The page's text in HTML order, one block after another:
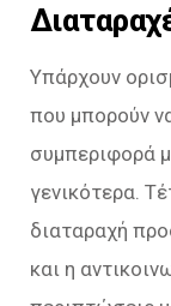
Υπάρχουν
που μπορούν
συμπεριφορά
γενικότερα.
διαταραχή
και η